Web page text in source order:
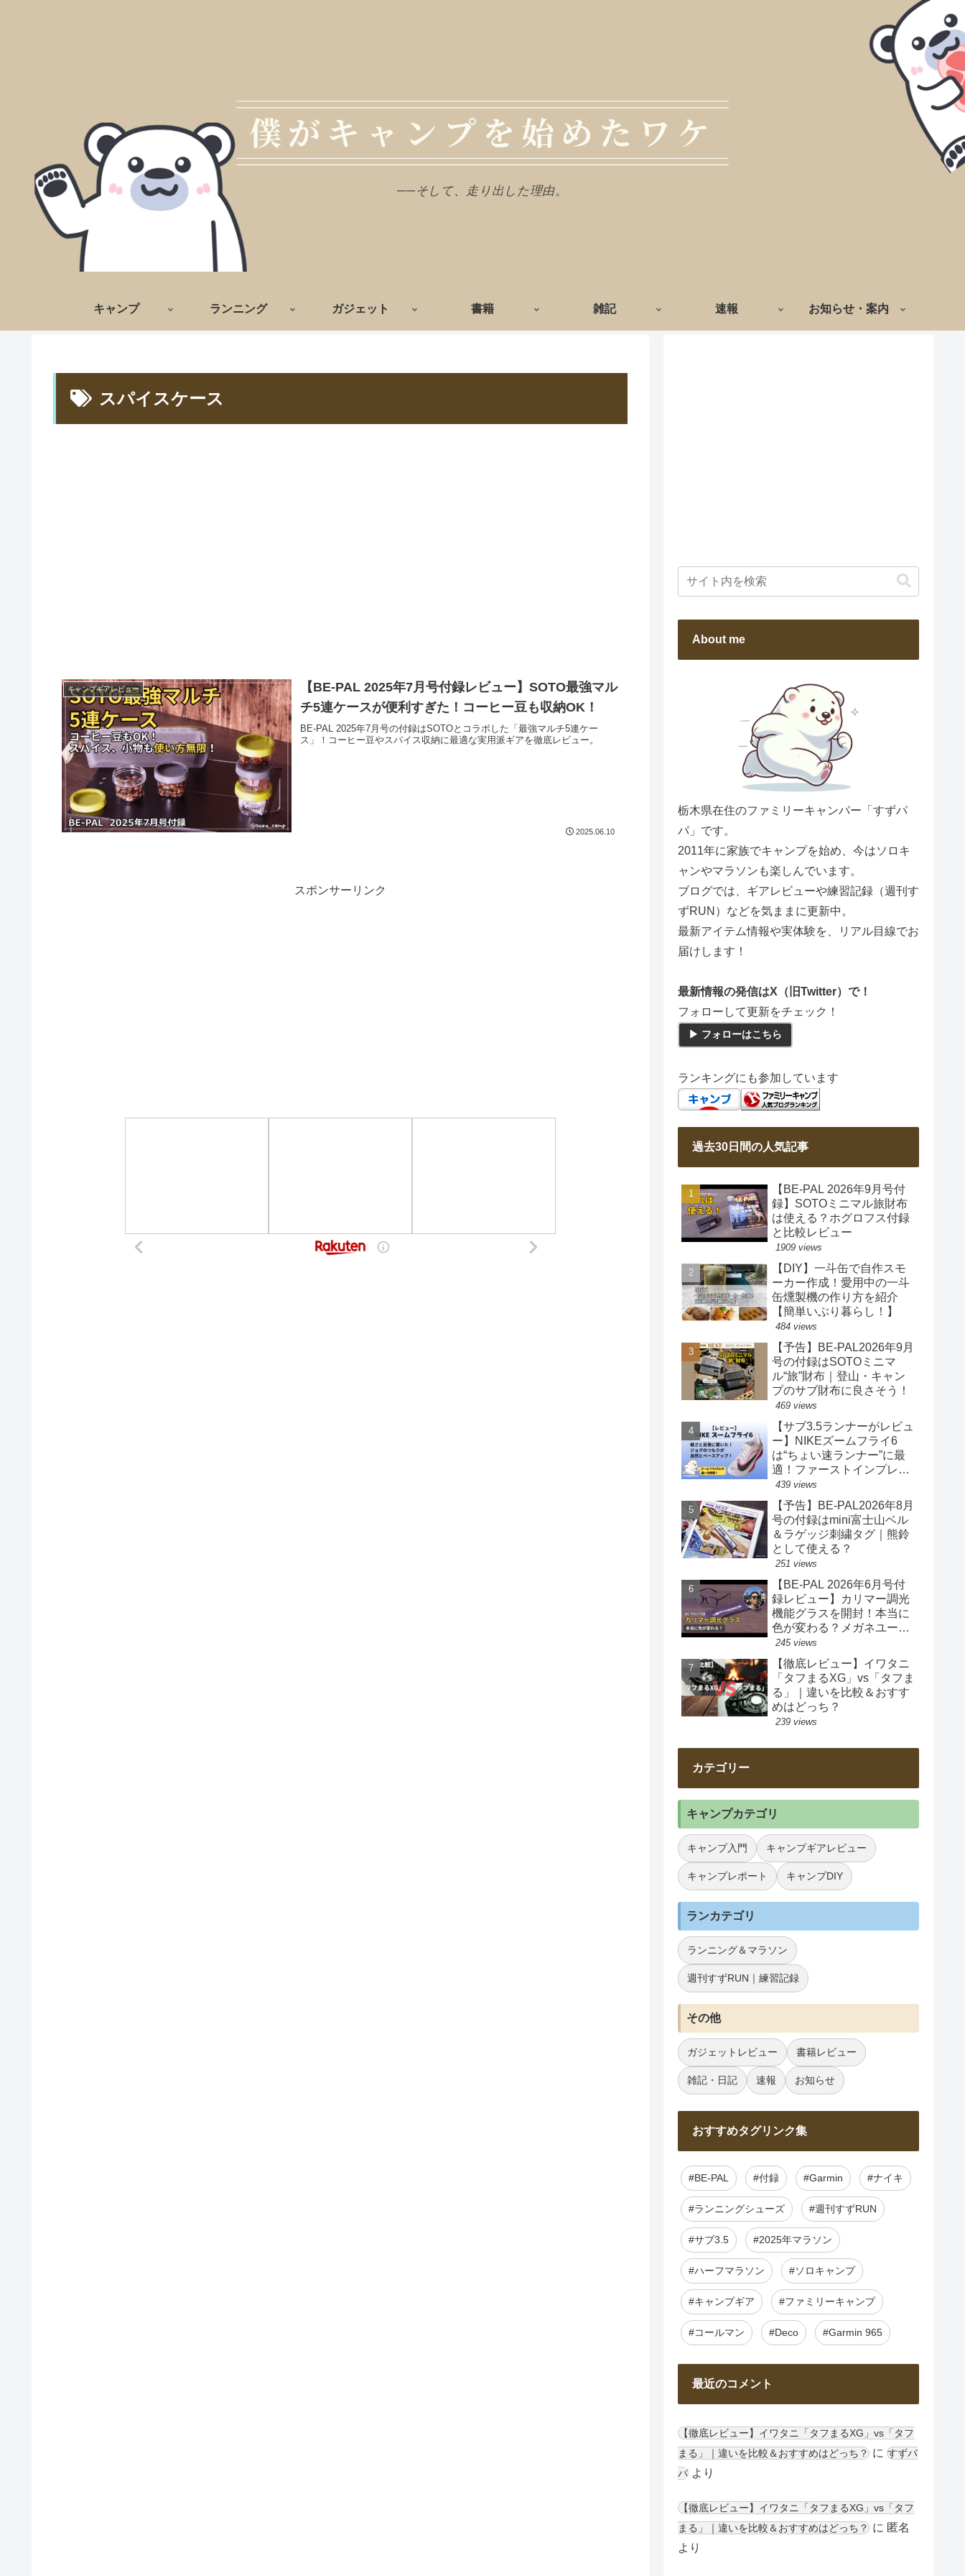
──そして、走り出した理由。
キャンプ ランニング ガジェット 書籍 雑記 速報 お知らせ・案内
スパイスケース
キャンプギアレビュー
【BE-PAL 2025年7月号付録レビュー】SOTO最強マル
チ5連ケースが便利すぎた！コーヒー豆も収納OK！
BE-PAL 2025年7月号の付録はSOTOとコラボした「最強マルチ5連ケー
ス」！コーヒー豆やスパイス収納に最適な実用派ギアを徹底レビュー。
2025.06.10
スポンサーリンク
About me
栃木県在住のファミリーキャンパー「すずパ
パ」です。
2011年に家族でキャンプを始め、今はソロキ
ャンやマラソンも楽しんでいます。
ブログでは、ギアレビューや練習記録（週刊す
ずRUN）などを気ままに更新中。
最新アイテム情報や実体験を、リアル目線でお
届けします！
最新情報の発信はX（旧Twitter）で！
フォローして更新をチェック！
▶ フォローはこちら
ランキングにも参加しています
過去30日間の人気記事
【BE-PAL 2026年9月号付
録】SOTOミニマル旅財布
は使える？ホグロフス付録
と比較レビュー
1909 views
【DIY】一斗缶で自作スモ
ーカー作成！愛用中の一斗
缶燻製機の作り方を紹介
【簡単いぶり暮らし！】
484 views
【予告】BE-PAL2026年9月
号の付録はSOTOミニマ
ル“旅”財布｜登山・キャン
プのサブ財布に良さそう！
469 views
【サブ3.5ランナーがレビュ
ー】NIKEズームフライ6
は“ちょい速ランナー”に最
適！ファーストインプレッ
ションまとめ
439 views
【予告】BE-PAL2026年8月
号の付録はmini富士山ベル
＆ラゲッジ刺繍タグ｜熊鈴
として使える？
251 views
【BE-PAL 2026年6月号付
録レビュー】カリマー調光
機能グラスを開封！本当に
色が変わる？メガネユーザ
ー目線で正直チェック
245 views
【徹底レビュー】イワタニ
「タフまるXG」vs「タフま
る」｜違いを比較＆おすす
めはどっち？
239 views
カテゴリー
キャンプカテゴリ
キャンプ入門 キャンプギアレビュー
キャンプレポート キャンプDIY
ランカテゴリ
ランニング＆マラソン
週刊すずRUN｜練習記録
その他
ガジェットレビュー 書籍レビュー
雑記・日記 速報 お知らせ
おすすめタグリンク集
#BE-PAL #付録 #Garmin #ナイキ
#ランニングシューズ #週刊すずRUN
#サブ3.5 #2025年マラソン
#ハーフマラソン #ソロキャンプ
#キャンプギア #ファミリーキャンプ
#コールマン #Deco #Garmin 965
最近のコメント
【徹底レビュー】イワタニ「タフまるXG」vs「タフ
まる」｜違いを比較＆おすすめはどっち？ に すずパ
パ より
【徹底レビュー】イワタニ「タフまるXG」vs「タフ
まる」｜違いを比較＆おすすめはどっち？ に 匿名
より